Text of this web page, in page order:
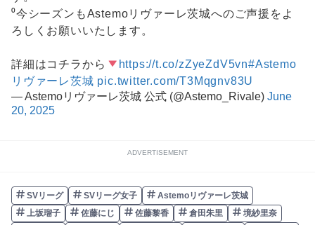
⁰今シーズンもAstemoリヴァーレ茨城へのご声援をよ
ろしくお願いいたします。
詳細はコチラから https://t.co/zZyeZdV5vn#Astemo
リヴァーレ茨城 pic.twitter.com/T3Mqgnv83U
— Astemoリヴァーレ茨城 公式 (@Astemo_Rivale) June
20, 2025
ADVERTISEMENT
SVリーグ SVリーグ女子
Astemoリヴァーレ茨城
上坂瑠子
佐藤にじ 佐藤黎香 倉田朱里
境紗里奈